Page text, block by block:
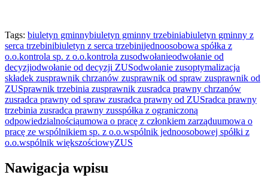
Tags: biuletyn gminnybiuletyn gminny trzebiniabiuletyn gminny z
serca trzebinibiuletyn z serca trzebinijednoosobowa spółka z
o.o.kontrola sp. z o.o.kontrola zusodwołanieodwołanie od
decyzjiodwołanie od decyzji ZUSodwołanie zusoptymalizacja
składek zusprawnik chrzanów zusprawnik od spraw zusprawnik od
ZUSprawnik trzebinia zusprawnik zusradca prawny chrzanów
zusradca prawny od spraw zusradca prawny od ZUSradca prawny
trzebinia zusradca prawny zusspółka z ograniczoną
odpowiedzialnościąumowa o pracę z członkiem zarząduumowa o
pracę ze wspólnikiem sp. z o.o.wspólnik jednoosobowej spółki z
o.o.wspólnik większościowyZUS
Nawigacja wpisu